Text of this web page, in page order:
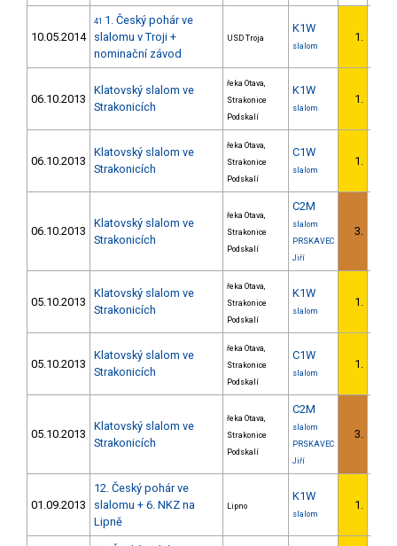
10.05.2014
41 1. Český pohár ve
slalomu v Troji +
nominační závod
USD Troja
K1W
slalom
1.
06.10.2013
Klatovský slalom ve
Strakonicích
řeka Otava,
Strakonice
Podskalí
K1W
slalom
1.
06.10.2013
Klatovský slalom ve
Strakonicích
řeka Otava,
Strakonice
Podskalí
C1W
slalom
1.
06.10.2013
Klatovský slalom ve
Strakonicích
řeka Otava,
Strakonice
Podskalí
C2M
slalom
PRSKAVEC
Jiří
3.
05.10.2013
Klatovský slalom ve
Strakonicích
řeka Otava,
Strakonice
Podskalí
K1W
slalom
1.
05.10.2013
Klatovský slalom ve
Strakonicích
řeka Otava,
Strakonice
Podskalí
C1W
slalom
1.
05.10.2013
Klatovský slalom ve
Strakonicích
řeka Otava,
Strakonice
Podskalí
C2M
slalom
PRSKAVEC
Jiří
3.
01.09.2013
12. Český pohár ve
slalomu + 6. NKZ na
Lipně
Lipno
K1W
slalom
1.